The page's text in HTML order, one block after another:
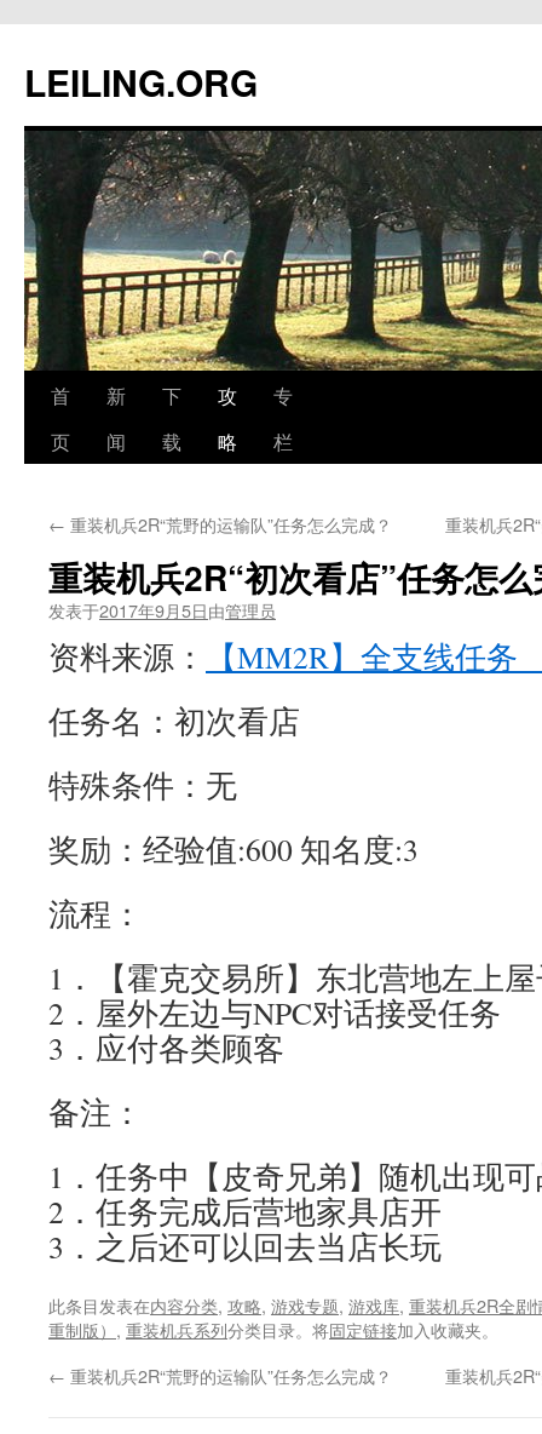
文
LEILING.ORG
首
页
新
闻
下
载
攻
略
专
栏
← 重装机兵2R“荒野的运输队”任务怎么完成？ 重装机兵
重装机兵2R“初次看店”任务怎
发表于2017年9月5日由管理员
资料来源：
【MM2R】全支线任务
任务名：初次看店
特殊条件：无
奖励：经验值:600 知名度:3
流程：
1．【霍克交易所】东北营地左上
2．屋外左边与NPC对话接受任务
3．应付各类顾客
备注：
1．任务中【皮奇兄弟】随机出现
2．任务完成后营地家具店开
3．之后还可以回去当店长玩
此条目发表在内容分类, 攻略, 游戏专题, 游戏库, 重装机兵2R全剧
重制版） , 重装机兵系列分类目录。将固定链接加入收藏夹。
← 重装机兵2R“荒野的运输队”任务怎么完成？ 重装机兵